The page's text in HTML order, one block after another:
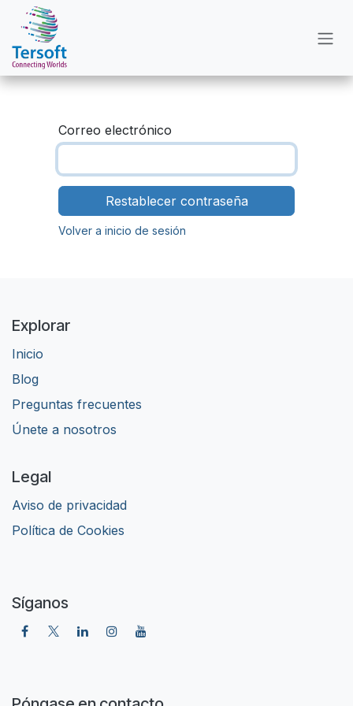
Ir al contenido
Correo electrónico
Restablecer contraseña
Volver a inicio de sesión
Explorar
Inicio
Blog
Preguntas frecuentes
Únete a nosotros
Legal
Aviso de privacidad
​Política de Cookies
Síganos